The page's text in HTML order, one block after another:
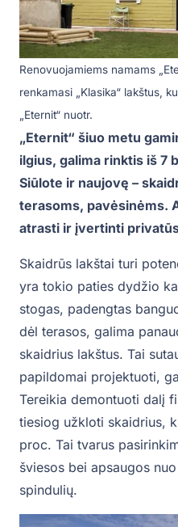
Renovuojamiems namams
renkamasi „Klasika“ lakštus,
„Eternit“ nuotr.
„Eternit“ šiuo metu
ilgius, galima rinktis iš 7
Siūlote ir naujovę –
terasoms, pavėsinėms.
atrasti ir įvertinti
Skaidrūs lakštai turi
yra tokio paties dydžio
stogas, padengtas
dėl terasos, galima
skaidrius lakštus. Tai
papildomai projektuoti,
Tereikia demontuoti dalį
tiesiog užkloti skaidrius,
proc. Tai tvarus
šviesos bei apsaugos
spindulių.